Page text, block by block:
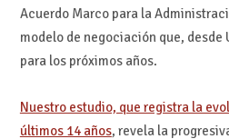
Acuerdo Marco para la
modelo de negociación que, desde
para los próximos años.
Nuestro estudio, que registra la
últimos 14 años, revela la